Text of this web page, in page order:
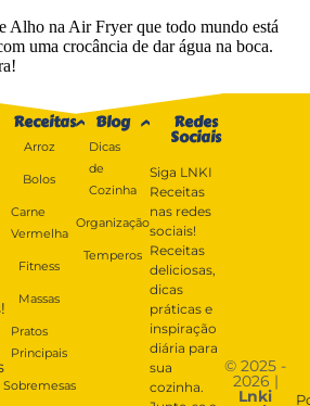
Alho na Air Fryer que todo mundo está
uma crocância de dar água na boca.
Receitas
Arroz
Bolos
Carne
Vermelha
Fitness
Massas
Pratos
Principais
Sobremesas
Blog
Dicas
de
Cozinha
Organização
Temperos
Redes
Sociais
Siga LNKI
Receitas
nas redes
sociais!
Receitas
deliciosas,
dicas
práticas e
inspiração
diária para
sua
cozinha.
© 2025 -
2026 |
Lnki